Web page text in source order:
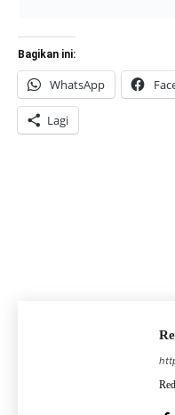
Bagikan ini:
WhatsApp
Lagi